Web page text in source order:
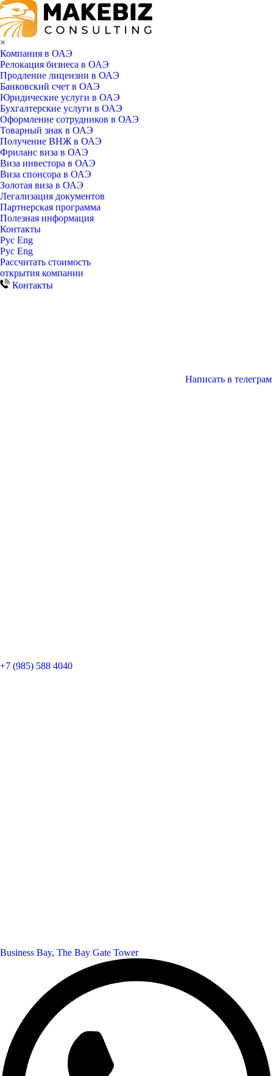
×
Компания в ОАЭ
Релокация бизнеса в ОАЭ
Продление лицензии в ОАЭ
Банковский счет в ОАЭ
Юридические услуги в ОАЭ
Бухгалтерские услуги в ОАЭ
Оформление сотрудников в ОАЭ
Товарный знак в ОАЭ
Получение ВНЖ в ОАЭ
Фриланс виза в ОАЭ
Виза инвестора в ОАЭ
Виза спонсора в ОАЭ
Золотая виза в ОАЭ
Легализация документов
Партнерская программа
Полезная информация
Контакты
Рус Eng
Рус Eng
Рассчитать стоимость
открытия компании
Контакты
Написать в телеграм
+7 (985) 588 4040
Business Bay, The Bay Gate Tower